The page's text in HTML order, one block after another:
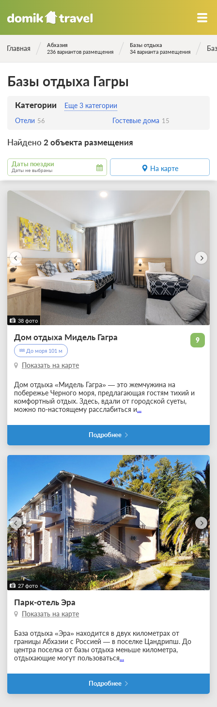
Главная
Абхазия
236 вариантов размещения
Базы отдыха
34 варианта размещения
Базы отдыха Гагры
Категории
Еще 3 категории
Отели 56 Гостевые дома 15
Найдено 2 объекта размещения
Даты поездки
Даты не выбраны На карте
38 фото
9
Дом отдыха Мидель Гагра
До моря 101 м
Показать на карте
Дом отдыха «Мидель Гагра» — это жемчужина на
побережье Черного моря, предлагающая гостям тихий и
комфортный отдых. Здесь, вдали от городской суеты,
можно по-настоящему расслабиться и...
Подробнее
27 фото
Парк-отель Эра
Показать на карте
База отдыха «Эра» находится в двух километрах от
границы Абхазии с Россией — в поселке Цандрипш. До
центра поселка от базы отдыха меньше километра,
отдыхающие могут пользоваться...
Подробнее